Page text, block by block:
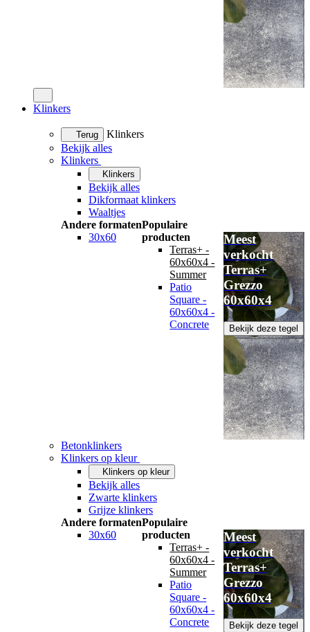
Klinkers
Terug
Klinkers
Bekijk alles
Klinkers
Klinkers
Bekijk alles
Dikformaat klinkers
Waaltjes
Andere formaten
30x60
Populaire
producten
Terras+ -
60x60x4 -
Summer
Patio
Square -
60x60x4 -
Concrete
Meest
verkocht
Terras+
Grezzo
60x60x4
Bekijk deze tegel
Betonklinkers
Klinkers op kleur
Klinkers op kleur
Bekijk alles
Zwarte klinkers
Grijze klinkers
Andere formaten
30x60
Populaire
producten
Terras+ -
60x60x4 -
Summer
Patio
Square -
60x60x4 -
Concrete
Meest
verkocht
Terras+
Grezzo
60x60x4
Bekijk deze tegel